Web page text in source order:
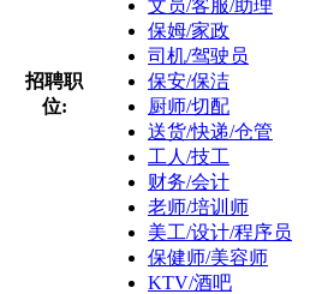
招聘职
位:
文员/客服/助理
保姆/家政
司机/驾驶员
保安/保洁
厨师/切配
送货/快递/仓管
工人/技工
财务/会计
老师/培训师
美工/设计/程序员
保健师/美容师
KTV/酒吧